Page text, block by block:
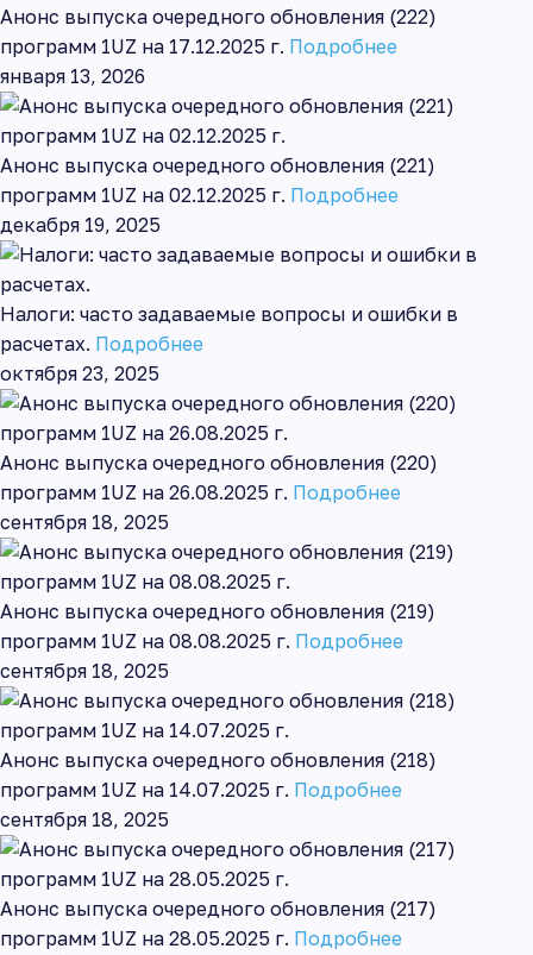
Анонс выпуска очередного обновления (222)
программ 1UZ на 17.12.2025 г. Подробнее
января 13, 2026
Анонс выпуска очередного обновления (221)
программ 1UZ на 02.12.2025 г. Подробнее
декабря 19, 2025
Налоги: часто задаваемые вопросы и ошибки в
расчетах. Подробнее
октября 23, 2025
Анонс выпуска очередного обновления (220)
программ 1UZ на 26.08.2025 г. Подробнее
сентября 18, 2025
Анонс выпуска очередного обновления (219)
программ 1UZ на 08.08.2025 г. Подробнее
сентября 18, 2025
Анонс выпуска очередного обновления (218)
программ 1UZ на 14.07.2025 г. Подробнее
сентября 18, 2025
Анонс выпуска очередного обновления (217)
программ 1UZ на 28.05.2025 г. Подробнее